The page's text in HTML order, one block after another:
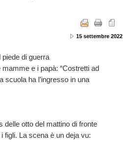
15 settembre 2022
di guerra
e i papà: “Costretti ad
scuola ha l’ingresso in una
delle otto del mattino di fronte
figli. La scena è un deja vu: